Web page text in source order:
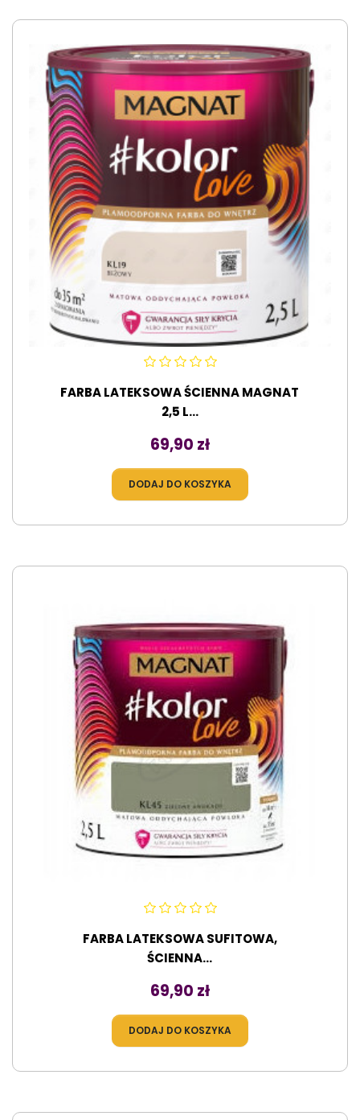
FARBA LATEKSOWA ŚCIENNA MAGNAT
2,5 L...
Cena
69,90 zł
DODAJ DO KOSZYKA
FARBA LATEKSOWA SUFITOWA,
ŚCIENNA...
Cena
69,90 zł
DODAJ DO KOSZYKA